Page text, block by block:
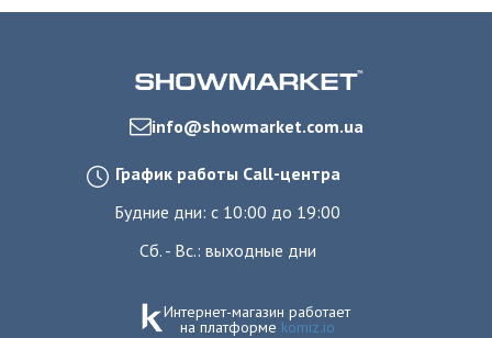
info@showmarket.com.ua
График работы Call-центра
Будние дни: с 10:00 до 19:00
Сб. - Вс.: выходные дни
Интернет-магазин работает
на платформе komiz.io